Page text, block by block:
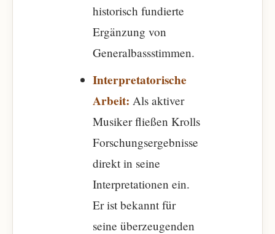
historisch fundierte
Ergänzung von
Generalbassstimmen.
Interpretatorische
Arbeit: Als aktiver
Musiker fließen Krolls
Forschungsergebnisse
direkt in seine
Interpretationen ein.
Er ist bekannt für
seine überzeugenden